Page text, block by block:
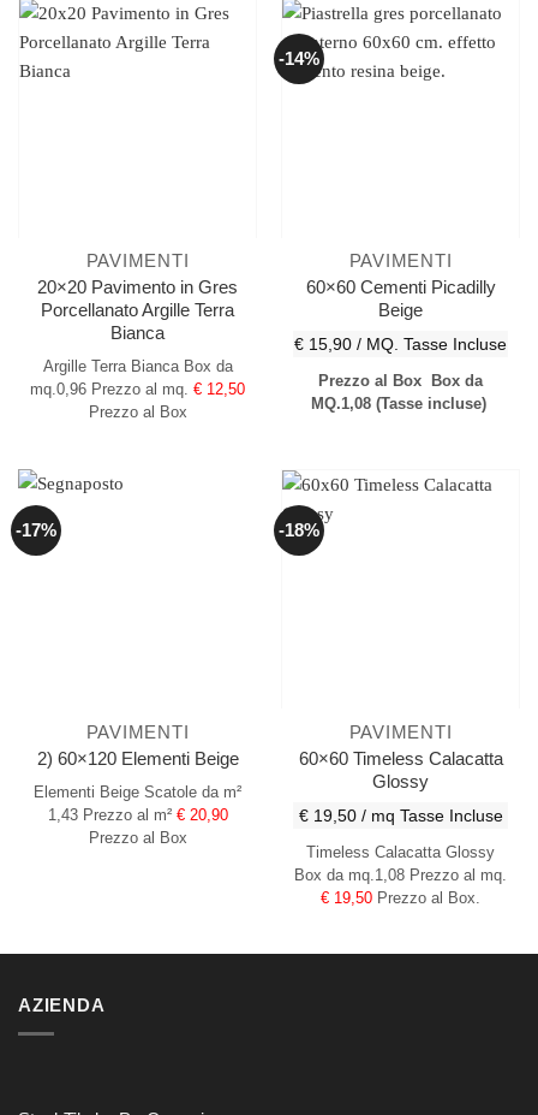
PAVIMENTI
20×20 Pavimento in Gres
Porcellanato Argille Terra
Bianca
Argille Terra Bianca Box da
mq.0,96 Prezzo al mq. € 12,50
Prezzo al Box
-14%
PAVIMENTI
60×60 Cementi Picadilly
Beige
€ 15,90 / MQ. Tasse Incluse
Prezzo al Box
Box da
MQ.1,08 (Tasse incluse)
-17%
PAVIMENTI
2) 60×120 Elementi Beige
Elementi Beige Scatole da m²
1,43 Prezzo al m² € 20,90
Prezzo al Box
-18%
PAVIMENTI
60×60 Timeless Calacatta
Glossy
€ 19,50 / mq Tasse Incluse
Timeless Calacatta Glossy
Box da mq.1,08 Prezzo al mq.
€ 19,50 Prezzo al Box.
AZIENDA